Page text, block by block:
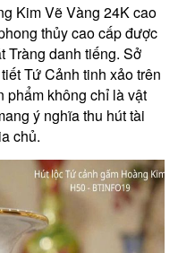
Kim Vẽ Vàng 24K cao
thủy cao cấp được
Tràng danh tiếng. Sở
Tứ Cảnh tinh xảo trên
phẩm không chỉ là vật
ý nghĩa thu hút tài
chủ.